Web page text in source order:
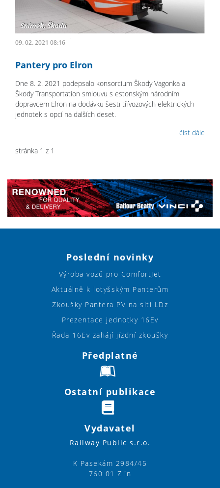
09. 02. 2021 08:16
Pantery pro Elron
Dne 8. 2. 2021 podepsalo konsorcium Škody Vagonka a
Škody Transportation smlouvu s estonským národním
dopravcem Elron na dodávku šesti třívozových elektrických
jednotek s opcí na dalších deset.
číst dále
stránka 1 z 1
Poslední novinky
Výroba vozů pro ComfortJet
Aktuálně k lotyšským Panterům
Zkoušky Pantera PV na síti LDz
Prezentace jednotky 16Ev
Řada 16Ev zahájí jízdní zkoušky
Předplatné
Ostatní publikace
Vydavatel
Railway Public s.r.o.
K Pasekám 2984/45
760 01 Zlín